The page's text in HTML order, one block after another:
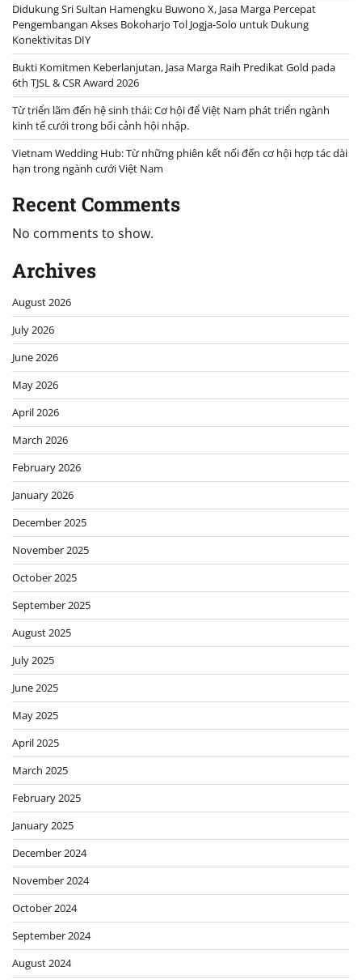
Didukung Sri Sultan Hamengku Buwono X, Jasa Marga Percepat
Pengembangan Akses Bokoharjo Tol Jogja-Solo untuk Dukung
Konektivitas DIY
Bukti Komitmen Keberlanjutan, Jasa Marga Raih Predikat Gold pada
6th TJSL & CSR Award 2026
Từ triển lãm đến hệ sinh thái: Cơ hội để Việt Nam phát triển ngành
kinh tế cưới trong bối cảnh hội nhập.
Vietnam Wedding Hub: Từ những phiên kết nối đến cơ hội hợp tác dài
hạn trong ngành cưới Việt Nam
Recent Comments
No comments to show.
Archives
August 2026
July 2026
June 2026
May 2026
April 2026
March 2026
February 2026
January 2026
December 2025
November 2025
October 2025
September 2025
August 2025
July 2025
June 2025
May 2025
April 2025
March 2025
February 2025
January 2025
December 2024
November 2024
October 2024
September 2024
August 2024